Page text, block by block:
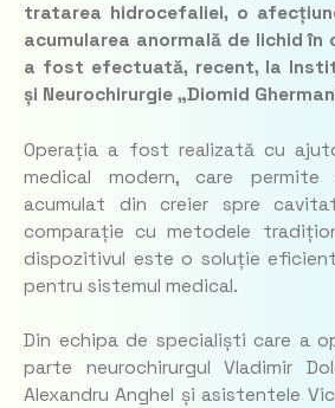
tratarea hidrocefaliei, o
acumularea anormală de lichid în
a fost efectuată, recent, la
și Neurochirurgie „Diomid
Operația a fost realizată cu
medical modern, care permite
acumulat din creier spre
comparație cu metodele
dispozitivul este o soluție
pentru sistemul medical.
Din echipa de specialiști care a
parte neurochirurgul Vladimir
Alexandru Anghel și asistentele